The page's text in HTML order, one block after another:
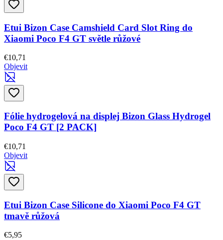
Etui Bizon Case Camshield Card Slot Ring do
Xiaomi Poco F4 GT světle růžové
€10,71
Objevit
Fólie hydrogelová na displej Bizon Glass Hydrogel
Poco F4 GT [2 PACK]
€10,71
Objevit
Etui Bizon Case Silicone do Xiaomi Poco F4 GT
tmavě růžová
€5,95